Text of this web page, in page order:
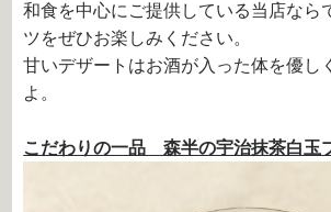
和食を中心にご提供している当店なら
ツをぜひお楽しみください。
甘いデザートはお酒が入った体を優し
よ。
こだわりの一品 森半の宇治抹茶白玉